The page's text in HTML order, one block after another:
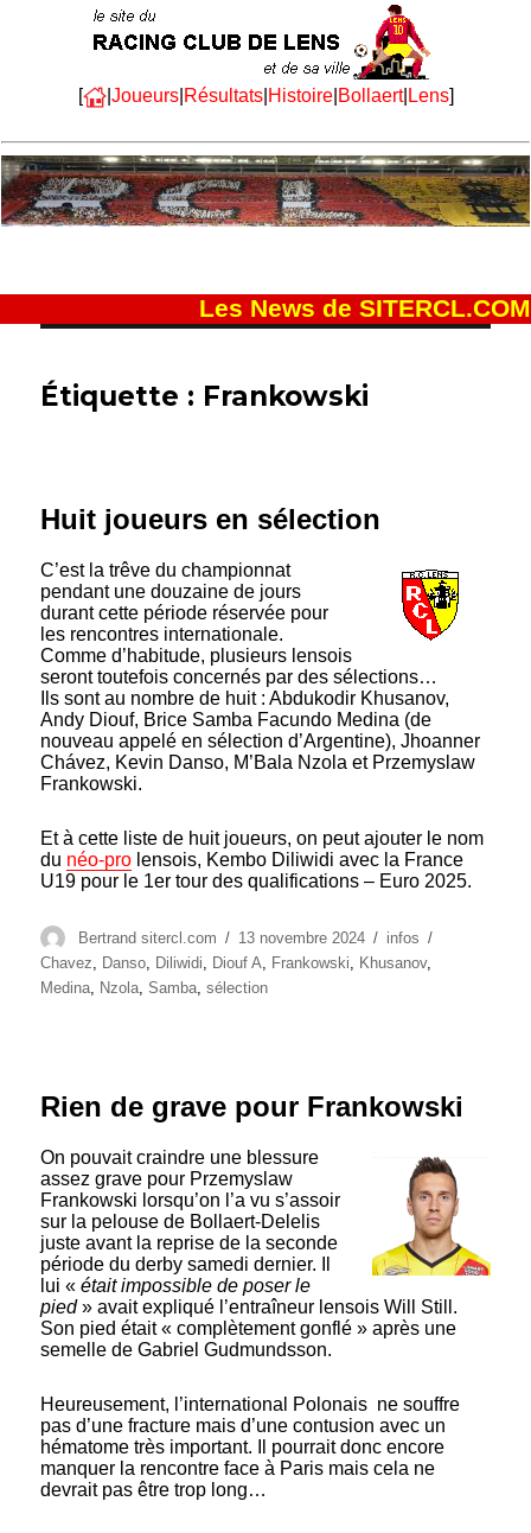
[ | Joueurs| Résultats| Histoire| Bollaert| Lens]
Les News de SITERCL.COM
Étiquette : Frankowski
Huit joueurs en sélection
C’est la trêve du championnat
pendant une douzaine de jours
durant cette période réservée pour
les rencontres internationale.
Comme d’habitude, plusieurs lensois
seront toutefois concernés par des sélections…
Ils sont au nombre de huit : Abdukodir Khusanov,
Andy Diouf, Brice Samba Facundo Medina (de
nouveau appelé en sélection d’Argentine), Jhoanner
Chávez, Kevin Danso, M’Bala Nzola et Przemyslaw
Frankowski.
Et à cette liste de huit joueurs, on peut ajouter le nom
du néo-pro lensois, Kembo Diliwidi avec la France
U19 pour le 1er tour des qualifications – Euro 2025.
Auteur
Bertrand sitercl.com
Publié
le
13 novembre 2024 Catégories
infos
Chavez, Danso, Diliwidi, Diouf A, Frankowski, Khusanov,
Medina, Nzola,Samba,sélection
Rien de grave pour Frankowski
On pouvait craindre une blessure
assez grave pour Przemyslaw
Frankowski lorsqu’on l’a vu s’assoir
sur la pelouse de Bollaert-Delelis
juste avant la reprise de la seconde
période du derby samedi dernier. Il
lui «était impossible de poser le
pied» avait expliqué l’entraîneur lensois Will Still.
Son pied était « complètement gonflé » après une
semelle de Gabriel Gudmundsson.
Heureusement, l’international Polonais ne souffre
pas d’une fracture mais d’une contusion avec un
hématome très important. Il pourrait donc encore
manquer la rencontre face à Paris mais cela ne
devrait pas être trop long…